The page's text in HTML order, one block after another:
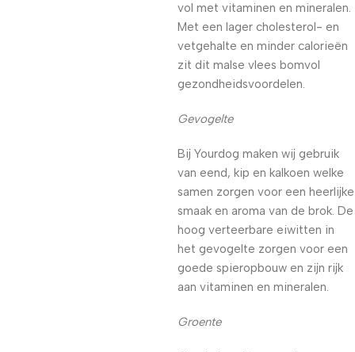
vol met vitaminen en mineralen.
Met een lager cholesterol- en
vetgehalte en minder calorieën
zit dit malse vlees bomvol
gezondheidsvoordelen.
Gevogelte
Bij Yourdog maken wij gebruik
van eend, kip en kalkoen welke
samen zorgen voor een heerlijke
smaak en aroma van de brok. De
hoog verteerbare eiwitten in
het gevogelte zorgen voor een
goede spieropbouw en zijn rijk
aan vitaminen en mineralen.
Groente